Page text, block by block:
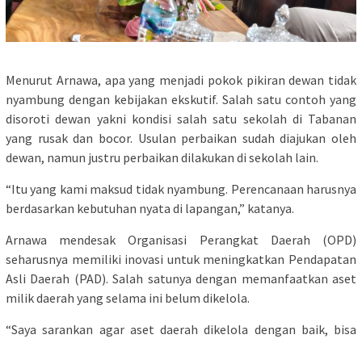
Menurut Arnawa, apa yang menjadi pokok pikiran dewan tidak
nyambung dengan kebijakan ekskutif. Salah satu contoh yang
disoroti dewan yakni kondisi salah satu sekolah di Tabanan
yang rusak dan bocor. Usulan perbaikan sudah diajukan oleh
dewan, namun justru perbaikan dilakukan di sekolah lain.
“Itu yang kami maksud tidak nyambung. Perencanaan harusnya
berdasarkan kebutuhan nyata di lapangan,” katanya.
Arnawa mendesak Organisasi Perangkat Daerah (OPD)
seharusnya memiliki inovasi untuk meningkatkan Pendapatan
Asli Daerah (PAD). Salah satunya dengan memanfaatkan aset
milik daerah yang selama ini belum dikelola.
“Saya sarankan agar aset daerah dikelola dengan baik, bisa